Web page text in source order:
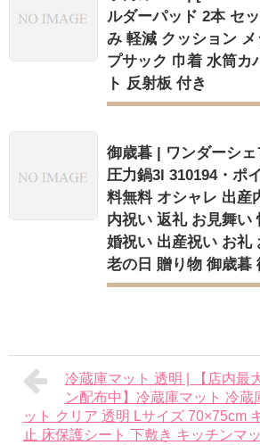
ルダーパッド 2本 セ
み 軽減 クッション
プサック 巾着 水筒カ
ト 反射板 付き
御歳暮 | ワンダーシ
圧力鍋3l 310194・ポ
料無料 オシャレ 出産
内祝い 返礼 お見舞い
婚祝い 出産祝い お礼
老の日 贈り物 御歳暮
冷蔵庫マット 透明 | 【店内最
ン配布中】冷蔵庫マット 冷蔵
ット クリア 透明 Lサイズ 70×75cm
止 床保護シート 下敷き キッチンマ